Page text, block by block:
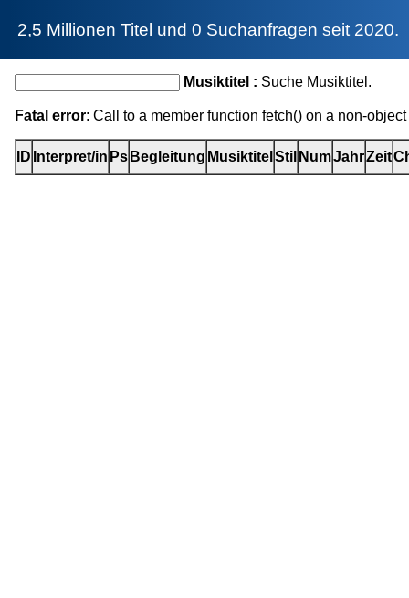
2,5 Millionen Titel und 0 Suchanfragen seit 2020.
Musiktitel : Suche Musiktitel.
Fatal error: Call to a member function fetch() on a non-
ID Interpret/in Ps Begleitung Musiktitel Stil NumJahrZeit